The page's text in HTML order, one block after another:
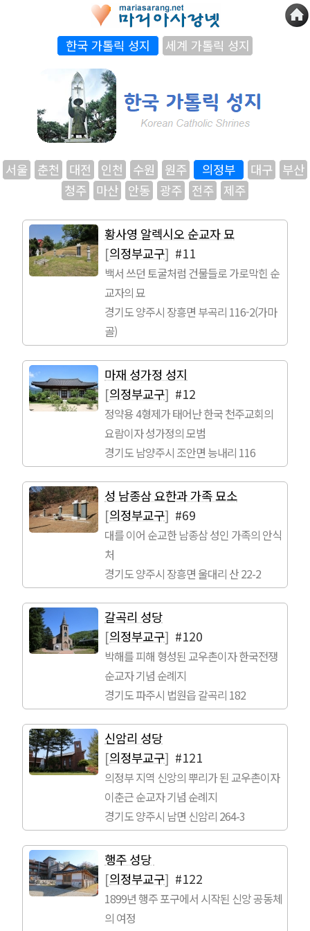
한국 가톨릭 성지 세계 가톨릭 성지
서울 춘천 대전 인천 수원 원주 의정부 대구 부산
청주 마산 안동 광주 전주 제주
황사영 알렉시오 순교자 묘
[의정부교구] #11
백서 쓰던 토굴처럼 건물들로 가로막힌 순
교자의 묘
경기도 양주시 장흥면 부곡리 116-2(가마
골)
마재 성가정 성지
[의정부교구] #12
정약용 4형제가 태어난 한국 천주교회의
요람이자 성가정의 모범
경기도 남양주시 조안면 능내리 116
성 남종삼 요한과 가족 묘소
[의정부교구] #69
대를 이어 순교한 남종삼 성인 가족의 안식
처
경기도 양주시 장흥면 울대리 산 22-2
갈곡리 성당
[의정부교구] #120
박해를 피해 형성된 교우촌이자 한국전쟁
순교자 기념 순례지
경기도 파주시 법원읍 갈곡리 182
신암리 성당
[의정부교구] #121
의정부 지역 신앙의 뿌리가 된 교우촌이자
이춘근 순교자 기념 순례지
경기도 양주시 남면 신암리 264-3
행주 성당
[의정부교구] #122
1899년 행주 포구에서 시작된 신앙 공동체
의 여정